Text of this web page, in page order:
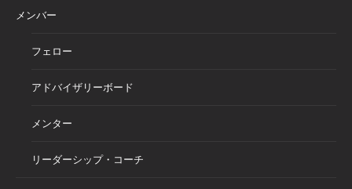
メンバー
フェロー
アドバイザリーボード
メンター
リーダーシップ・コーチ